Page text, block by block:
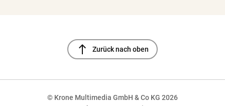
north Zurück nach oben
© Krone Multimedia GmbH & Co KG 2026